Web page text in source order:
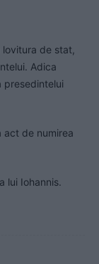
de stat,
Adica
presedintelui
act de numirea
lui Iohannis.